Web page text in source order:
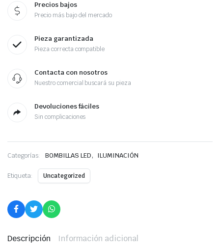
Precios bajos
Precio más bajo del mercado
Pieza garantizada
Pieza correcta compatible
Contacta con nosotros
Nuestro comercial buscará su pieza
Devoluciones fáciles
Sin complicaciones
Categorías: BOMBILLAS LED, ILUMINACIÓN
Etiqueta: Uncategorized
Descripción Información adicional